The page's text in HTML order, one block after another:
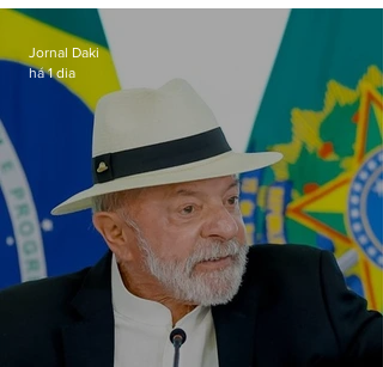
Alcântara
Jornal Daki
há 1 dia